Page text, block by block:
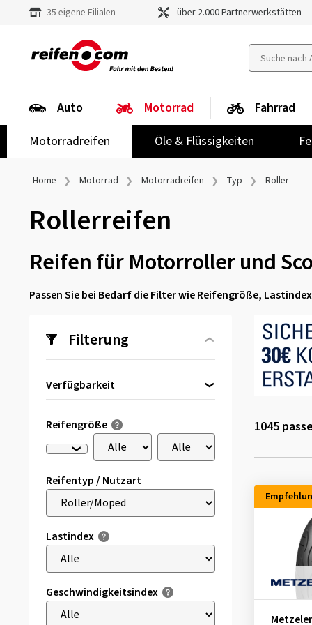
35 eigene Filialen über 2.000 Partnerwerkstätten
Auto
Motorrad
Motorradreifen
Öle & Flüssigkeiten
Fahrrad
Home Motorrad Motorradreifen Typ Roller
Rollerreifen
Reifen für Motorroller und
Passen Sie bei Bedarf die Filter wie Reifengröße,
Filterung
Verfügbarkeit
Reifengröße
Reifentyp / Nutzart
Lastindex
Geschwindigkeitsindex
1045
Metzeler